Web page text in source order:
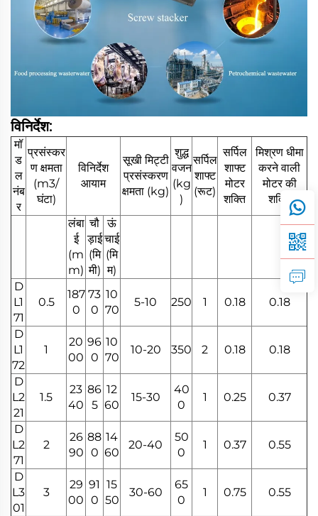
विनिर्देश:
मॉ
ड
ल
नंब
र
प्रसंस्कर
ण क्षमता
(m3/
घंटा)
विनिर्देश
आयाम
सूखी मिट्टी
प्रसंस्करण
क्षमता (kg)
शुद्ध
वजन
(kg
)
सर्पिल
शाफ्ट
(रूट)
सर्पिल
शाफ्ट
मोटर
शक्ति
मिश्रण धीमा
करने वाली
मोटर की
शक्ति
लंबा
ई
(m
m)
चौ
ड़ाई
(मि
मी)
ऊं
चाई
(मि
म)
D
L1
71
0.5
187
0
73
0
10
70
5-10 250 1 0.18 0.18
D
L1
72
1
20
00
96
0
10
70
10-20 350 2 0.18 0.18
D
L2
21
1.5
23
40
86
5
12
60
15-30
40
0
1 0.25 0.37
D
L2
71
2
26
90
88
0
14
60
20-40
50
0
1 0.37 0.55
D
L3
01
3
29
00
91
0
15
50
30-60
65
0
1 0.75 0.55